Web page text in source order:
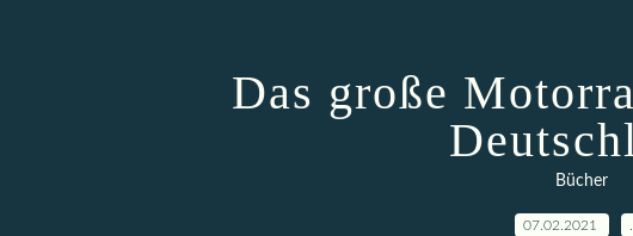
Das große
Bücher
07.02.2021